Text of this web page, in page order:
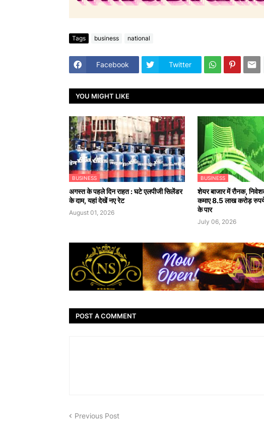
Tags business national
Facebook Twitter
YOU MIGHT LIKE
BUSINESS
अगस्त के पहले दिन राहत : घटे एलपीजी सिलेंडर
के दाम, यहां देखें नए रेट
August 01, 2026
BUSINESS
शेयर बाजार में रौनक,
कमाए 8.5 लाख करोड़
के पार
July 06, 2026
POST A COMMENT
Previous Post